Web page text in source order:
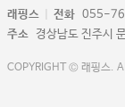
래핑스 전화 055-
주소 경상남도 진주시
COPYRIGHT © 래핑스.